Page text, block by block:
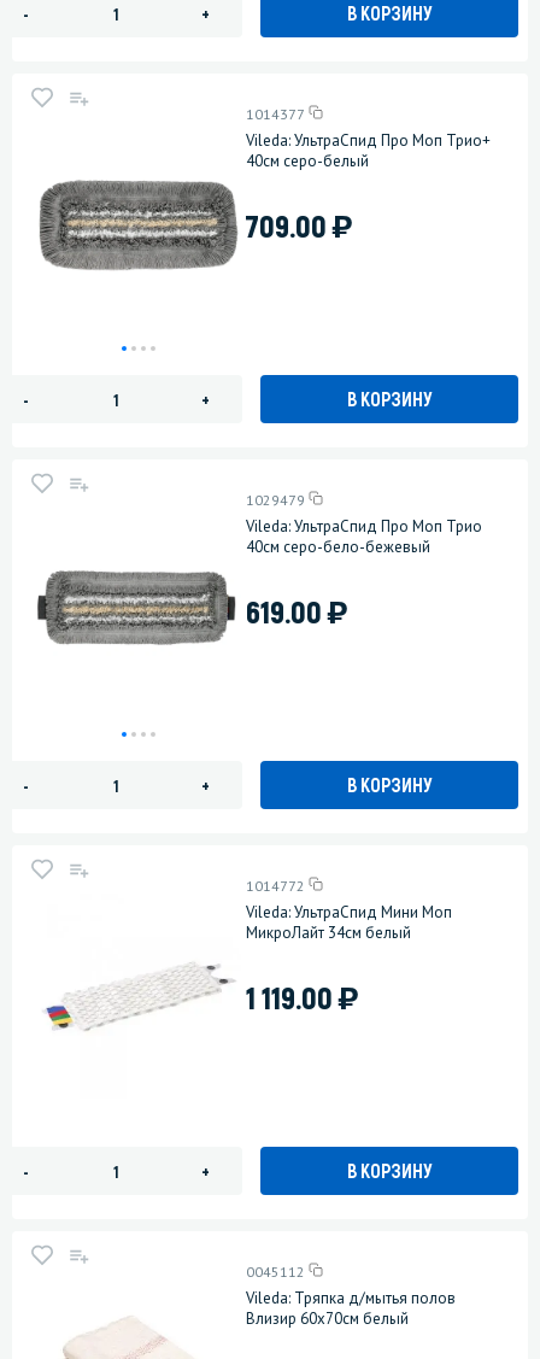
- + В КОРЗИНУ
1014377
Vileda: УльтраСпид Про Моп Трио+
40см серо-белый
709.00)
- + В КОРЗИНУ
1029479
Vileda: УльтраСпид Про Моп Трио
40см серо-бело-бежевый
619.00)
- + В КОРЗИНУ
1014772
Vileda: УльтраСпид Мини Моп
МикроЛайт 34см белый
1 119.00)
- + В КОРЗИНУ
0045112
Vileda: Тряпка д/мытья полов
Влизир 60х70см белый